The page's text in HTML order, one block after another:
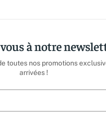
à notre
toutes nos promotions
arrivées !